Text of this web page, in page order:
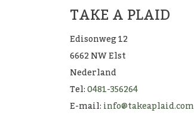
TAKE A PLAID
Edisonweg 12
6662 NW Elst
Nederland
Tel:0481-356264
E-mail:info@takeaplaid.com